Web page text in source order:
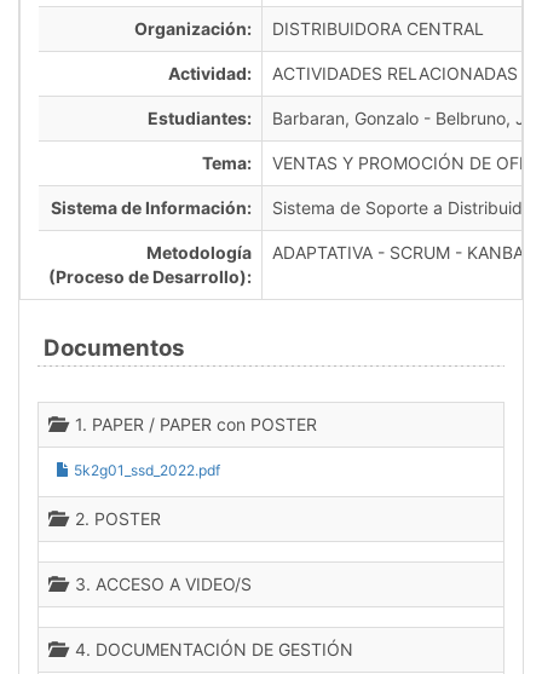
Organización: DISTRIBUIDORA CENTRAL
Actividad: ACTIVIDADES RELACIONADAS
Estudiantes: Barbaran, Gonzalo - Belbruno,
Tema: VENTAS Y PROMOCIÓN DE
Sistema de Información: Sistema de Soporte a
Metodología
(Proceso de Desarrollo):
ADAPTATIVA - SCRUM - KANBAN
Documentos
1. PAPER / PAPER con POSTER
5k2g01_ssd_2022.pdf
2. POSTER
3. ACCESO A VIDEO/S
4. DOCUMENTACIÓN DE GESTIÓN